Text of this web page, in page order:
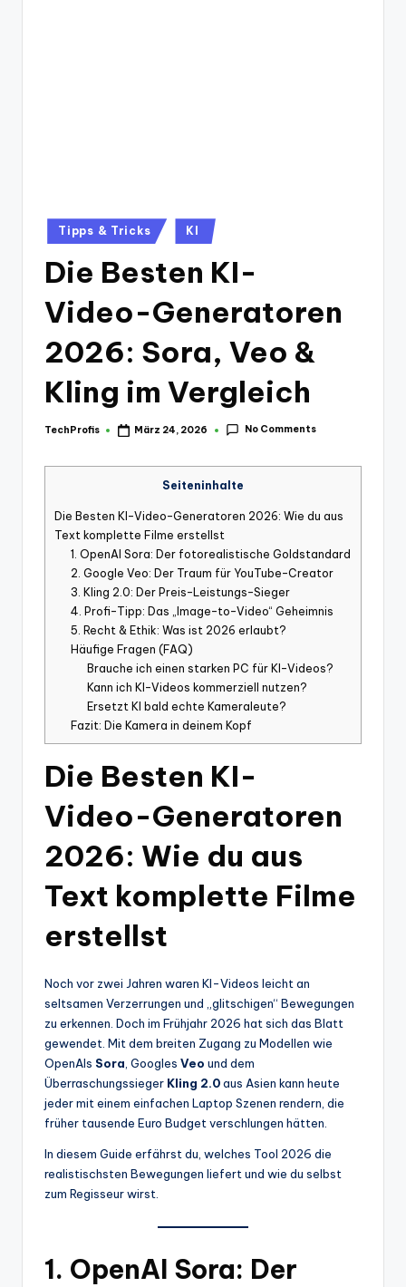
Posted
in
Tipps & Tricks KI
Die Besten KI-
Video-Generatoren
2026: Sora, Veo &
Kling im Vergleich
Posted
TechProfis März 24, 2026 No Comments
Seiteninhalte
Die Besten KI-Video-Generatoren 2026: Wie du aus
Text komplette Filme erstellst
1. OpenAI Sora: Der fotorealistische Goldstandard
2. Google Veo: Der Traum für YouTube-Creator
3. Kling 2.0: Der Preis-Leistungs-Sieger
4. Profi-Tipp: Das „Image-to-Video“ Geheimnis
5. Recht & Ethik: Was ist 2026 erlaubt?
Häufige Fragen (FAQ)
Brauche ich einen starken PC für KI-Videos?
Kann ich KI-Videos kommerziell nutzen?
Ersetzt KI bald echte Kameraleute?
Fazit: Die Kamera in deinem Kopf
Die Besten KI-
Video-Generatoren
2026: Wie du aus
Text komplette Filme
erstellst
Noch vor zwei Jahren waren KI-Videos leicht an
seltsamen Verzerrungen und „glitschigen“ Bewegungen
zu erkennen. Doch im Frühjahr 2026 hat sich das Blatt
gewendet. Mit dem breiten Zugang zu Modellen wie
OpenAIs Sora , Googles Veo und dem
Überraschungssieger Kling 2.0aus Asien kann heute
jeder mit einem einfachen Laptop Szenen rendern, die
früher tausende Euro Budget verschlungen hätten.
In diesem Guide erfährst du, welches Tool 2026 die
realistischsten Bewegungen liefert und wie du selbst
zum Regisseur wirst.
1. OpenAI Sora: Der